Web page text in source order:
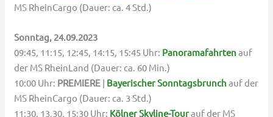
MS RheinCargo (Dauer: ca. 4 Std.)
Sonntag, 24.09.2023
09:45, 11:15, 12:45, 14:15, 15:45 Uhr: Panoramafahrtenauf
der MS RheinLand (Dauer: ca. 60 Min.)
10:00 Uhr: PREMIERE | Bayerischer Sonntagsbrunchauf der
MS RheinCargo (Dauer: ca. 3 Std.)
11:30, 13.30, 15:30 Uhr: Kölner Skyline-Tourauf der MS